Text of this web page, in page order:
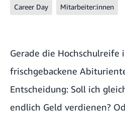
Career Day Mitarbeiter:innen
Gerade die Hochschulreife
frischgebackene
Entscheidung: Soll ich
endlich Geld verdienen?